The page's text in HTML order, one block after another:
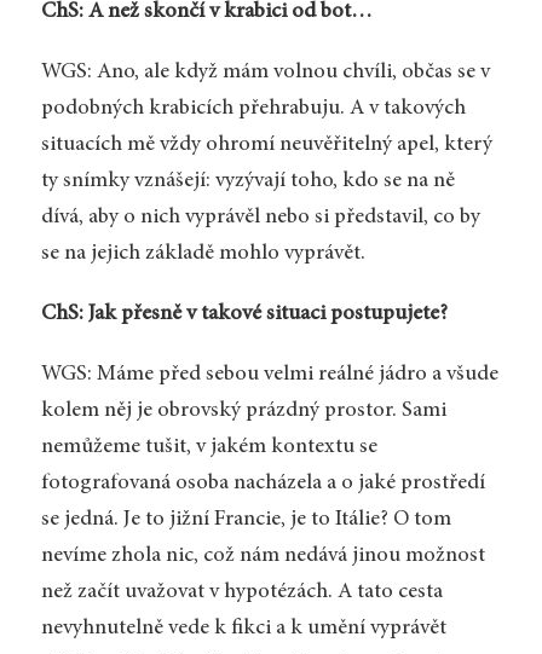
ChS: A než skončí v krabici od bot…
WGS: Ano, ale když mám volnou chvíli, občas se v
podobných krabicích přehrabuju. A v takových
situacích mě vždy ohromí neuvěřitelný apel, který
ty snímky vznášejí: vyzývají toho, kdo se na ně
dívá, aby o nich vyprávěl nebo si představil, co by
se na jejich základě mohlo vyprávět.
ChS: Jak přesně v takové situaci postupujete?
WGS: Máme před sebou velmi reálné jádro a všude
kolem něj je obrovský prázdný prostor. Sami
nemůžeme tušit, v jakém kontextu se
fotografovaná osoba nacházela a o jaké prostředí
se jedná. Je to jižní Francie, je to Itálie? O tom
nevíme zhola nic, což nám nedává jinou možnost
než začít uvažovat v hypotézách. A tato cesta
nevyhnutelně vede k fikci a k umění vyprávět